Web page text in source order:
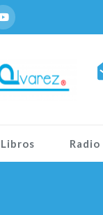
Libros Radio